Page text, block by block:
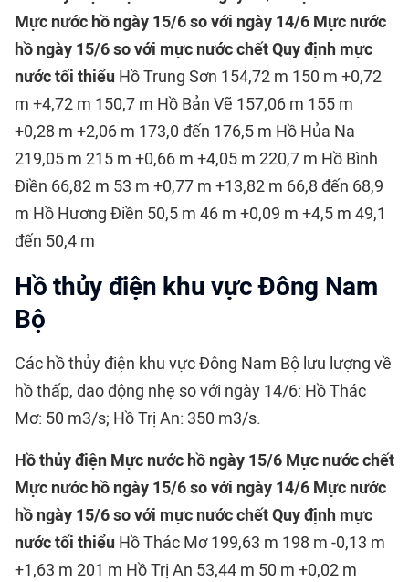
Mực nước hồ ngày 15/6 so với ngày 14/6 Mực nước
hồ ngày 15/6 so với mực nước chếtQuy định mực
nước tối thiểu Hồ Trung Sơn 154,72 m 150 m +0,72
m +4,72 m 150,7 m Hồ Bản Vẽ 157,06 m 155 m
+0,28 m +2,06 m 173,0 đến 176,5 m Hồ Hủa Na
219,05 m 215 m +0,66 m +4,05 m 220,7 m Hồ Bình
Điền 66,82 m 53 m +0,77 m +13,82 m 66,8 đến 68,9
m Hồ Hương Điền 50,5 m 46 m +0,09 m +4,5 m 49,1
đến 50,4 m
Hồ thủy điện khu vực Đông Nam
Bộ
Các hồ thủy điện khu vực Đông Nam Bộ lưu lượng về
hồ thấp, dao động nhẹ so với ngày 14/6: Hồ Thác
Mơ: 50 m3/s; Hồ Trị An: 350 m3/s.
Hồ thủy điện Mực nước hồ ngày 15/6 Mực nước chết
Mực nước hồ ngày 15/6 so với ngày 14/6 Mực nước
hồ ngày 15/6 so với mực nước chếtQuy định mực
nước tối thiểu Hồ Thác Mơ 199,63 m 198 m -0,13 m
+1,63 m 201 m Hồ Trị An 53,44 m 50 m +0,02 m